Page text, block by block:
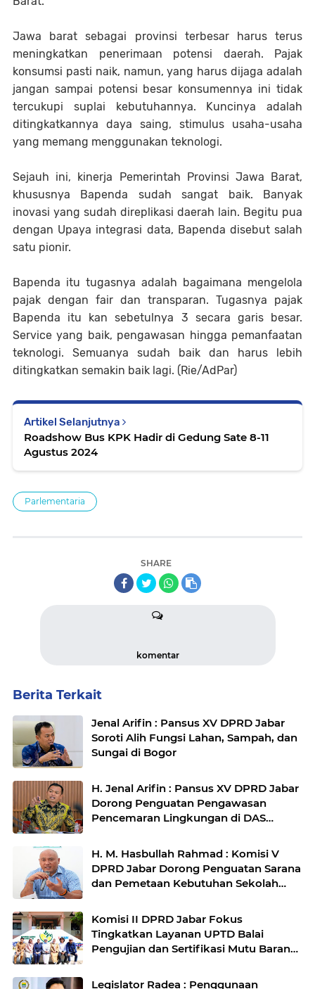
Jawa barat sebagai provinsi terbesar harus terus
meningkatkan penerimaan potensi daerah. Pajak
konsumsi pasti naik, namun, yang harus dijaga adalah
jangan sampai potensi besar konsumennya ini tidak
tercukupi suplai kebutuhannya. Kuncinya adalah
ditingkatkannya daya saing, stimulus usaha-usaha
yang memang menggunakan teknologi.
Sejauh ini, kinerja Pemerintah Provinsi Jawa Barat,
khususnya Bapenda sudah sangat baik. Banyak
inovasi yang sudah direplikasi daerah lain. Begitu pua
dengan Upaya integrasi data, Bapenda disebut salah
satu pionir.
Bapenda itu tugasnya adalah bagaimana mengelola
pajak dengan fair dan transparan. Tugasnya pajak
Bapenda itu kan sebetulnya 3 secara garis besar.
Service yang baik, pengawasan hingga pemanfaatan
teknologi. Semuanya sudah baik dan harus lebih
ditingkatkan semakin baik lagi. (Rie/AdPar)
Artikel Selanjutnya
Roadshow Bus KPK Hadir di Gedung Sate 8-11
Agustus 2024
Parlementaria
SHARE
komentar
Berita Terkait
Jenal Arifin : Pansus XV DPRD Jabar
Soroti Alih Fungsi Lahan, Sampah, dan
Sungai di Bogor
H. Jenal Arifin : Pansus XV DPRD Jabar
Dorong Penguatan Pengawasan
Pencemaran Lingkungan di DAS
H. M. Hasbullah Rahmad : Komisi V
DPRD Jabar Dorong Penguatan Sarana
dan Pemetaan Kebutuhan Sekolah
Komisi II DPRD Jabar Fokus
Tingkatkan Layanan UPTD Balai
Pengujian dan Sertifikasi Mutu Barang
Legislator Radea : Penggunaan